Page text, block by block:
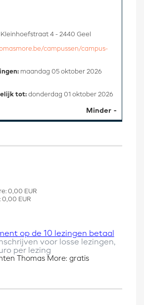
Minder
4 - 2440 Geel
campussen/campus-
maandag 05 oktober 2026
tot: donderdag 01 oktober 2026
0,00 EUR
EUR
op de 10 lezingen betaal
voor losse lezingen,
per lezing
Thomas More: gratis